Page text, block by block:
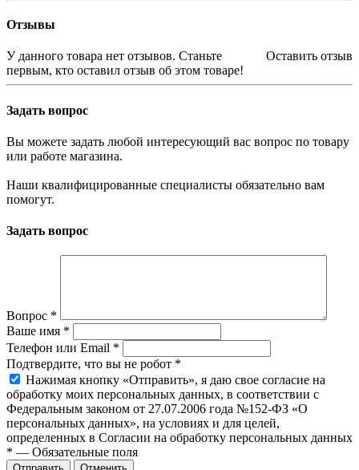
Отзывы
Оставить отзыв
У данного товара нет отзывов. Станьте
первым, кто оставил отзыв об этом товаре!
Задать вопрос
Вы можете задать любой интересующий вас вопрос по товару
или работе магазина.
Наши квалифицированные специалисты обязательно вам
помогут.
Задать вопрос
Вопрос *
Ваше имя *
Телефон или Email *
Подтвердите, что вы не робот *
Нажимая кнопку «Отправить», я даю свое согласие на
обработку моих персональных данных, в соответствии с
Федеральным законом от 27.07.2006 года №152-ФЗ «О
персональных данных», на условиях и для целей,
определенных в Согласии на обработку персональных данных
* — Обязательные поля